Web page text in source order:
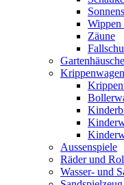
Wippen
Zäune
Krippenwagen
Aussenspiele
Räder und
Wasser- und